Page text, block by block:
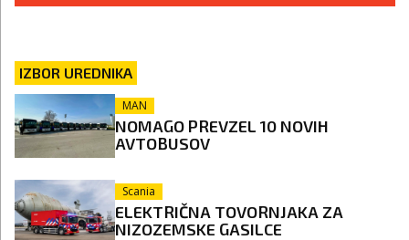
IZBOR UREDNIKA
MAN
NOMAGO PREVZEL 10 NOVIH
AVTOBUSOV
Scania
ELEKTRIČNA TOVORNJAKA ZA
NIZOZEMSKE GASILCE